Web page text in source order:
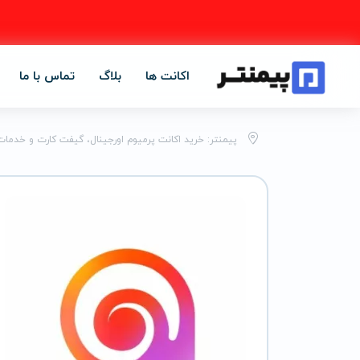
اکانت ها بلاگ تماس با ما
پیمنتر: خرید اکانت پرمیوم اورجینال، گیفت کارت و